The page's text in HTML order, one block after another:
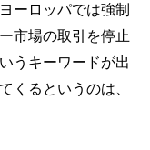
ーロッパでは強制
市場の取引を停止
うキーワードが出
くるというのは、